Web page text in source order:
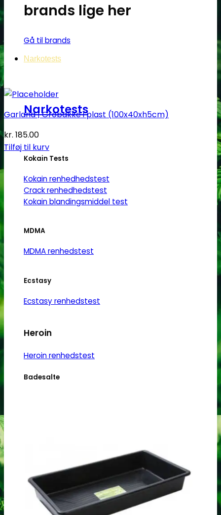
brands lige her
Gå til brands
Narkotests
Narkotests
Kokain Tests
Kokain renhedhedstest
Crack renhedhedstest
Kokain blandingsmiddel test
MDMA
MDMA renhedstest
Ecstasy
Ecstasy renhedstest
Heroin
Heroin renhedstest
Badesalte
Benzodiazepiner
Benzoer renhedstest
Garland | Grobakke i plast (100x40xh5cm)
kr. 185.00
Tilføj til kurv